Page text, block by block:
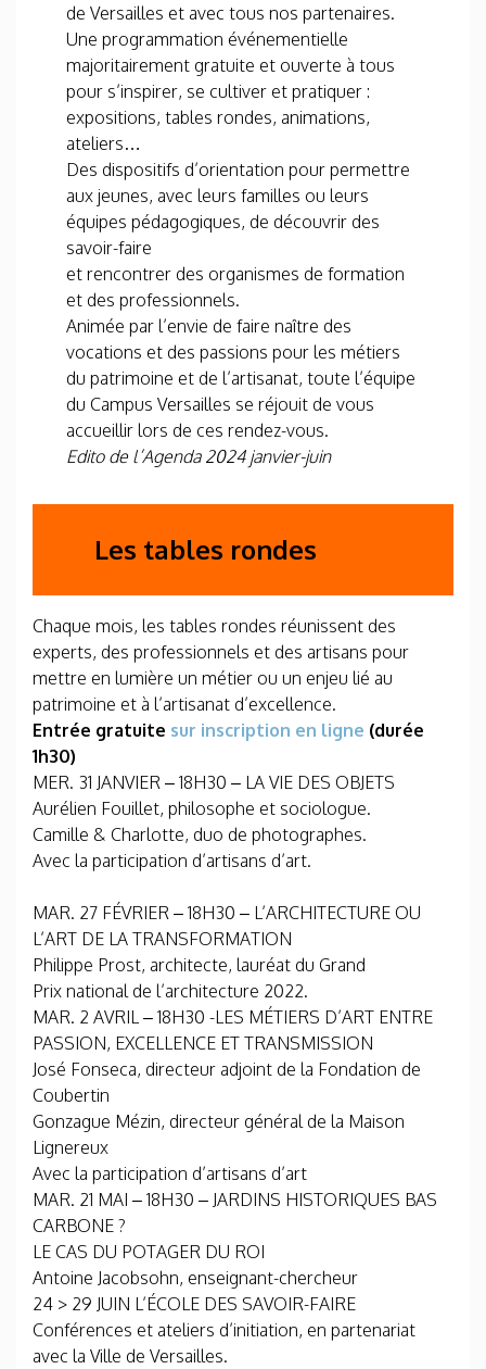
de Versailles et avec tous nos partenaires.
Une programmation événementielle
majoritairement gratuite et ouverte à tous
pour s’inspirer, se cultiver et pratiquer :
expositions, tables rondes, animations,
ateliers…
Des dispositifs d’orientation pour permettre
aux jeunes, avec leurs familles ou leurs
équipes pédagogiques, de découvrir des
savoir-faire
et rencontrer des organismes de formation
et des professionnels.
Animée par l’envie de faire naître des
vocations et des passions pour les métiers
du patrimoine et de l’artisanat, toute l’équipe
du Campus Versailles se réjouit de vous
accueillir lors de ces rendez-vous.
Edito de l’Agenda 2024 janvier-juin
Les tables rondes
Chaque mois, les tables rondes réunissent des
experts, des professionnels et des artisans pour
mettre en lumière un métier ou un enjeu lié au
patrimoine et à l’artisanat d’excellence.
Entrée gratuite sur inscription en ligne (durée
1h30)
MER. 31 JANVIER – 18H30 – LA VIE DES OBJETS
Aurélien Fouillet, philosophe et sociologue.
Camille & Charlotte, duo de photographes.
Avec la participation d’artisans d’art.
MAR. 27 FÉVRIER – 18H30 – L’ARCHITECTURE OU
L’ART DE LA TRANSFORMATION
Philippe Prost, architecte, lauréat du Grand
Prix national de l’architecture 2022.
MAR. 2 AVRIL – 18H30 -LES MÉTIERS D’ART ENTRE
PASSION, EXCELLENCE ET TRANSMISSION
José Fonseca, directeur adjoint de la Fondation de
Coubertin
Gonzague Mézin, directeur général de la Maison
Lignereux
Avec la participation d’artisans d’art
MAR. 21 MAI – 18H30 – JARDINS HISTORIQUES BAS
CARBONE ?
LE CAS DU POTAGER DU ROI
Antoine Jacobsohn, enseignant-chercheur
24 > 29 JUIN L’ÉCOLE DES SAVOIR-FAIRE
Conférences et ateliers d’initiation, en partenariat
avec la Ville de Versailles.